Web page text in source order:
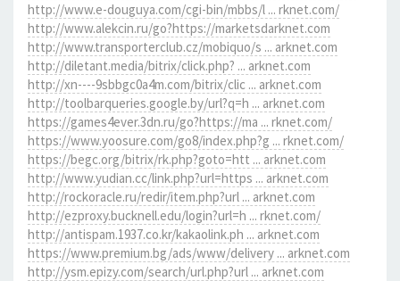
http://www.e-douguya.com/cgi-bin/mbbs/l ... rknet.com/
http://www.alekcin.ru/go?https://marketsdarknet.com
http://www.transporterclub.cz/mobiquo/s ... arknet.com
http://diletant.media/bitrix/click.php? ... arknet.com
http://xn----9sbbgc0a4m.com/bitrix/clic ... arknet.com
http://toolbarqueries.google.by/url?q=h ... arknet.com
https://games4ever.3dn.ru/go?https://ma ... rknet.com/
https://www.yoosure.com/go8/index.php?g ... rknet.com/
https://begc.org/bitrix/rk.php?goto=htt ... arknet.com
http://www.yudian.cc/link.php?url=https ... arknet.com
http://rockoracle.ru/redir/item.php?url ... arknet.com
http://ezproxy.bucknell.edu/login?url=h ... rknet.com/
http://antispam.1937.co.kr/kakaolink.ph ... arknet.com
https://www.premium.bg/ads/www/delivery ... arknet.com
http://ysm.epizy.com/search/url.php?url ... arknet.com